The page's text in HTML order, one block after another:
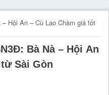
Bà Nà – Hội An
Sài Gòn